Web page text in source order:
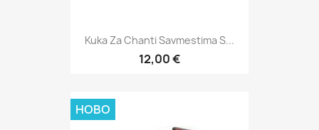
Kuka Za Chanti Savmestima S...
12,00 €
НОВО